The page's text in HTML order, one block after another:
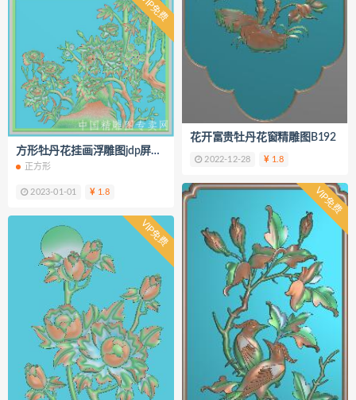
VIP免费
方形牡丹花挂画浮雕图jdp屏风B197
正方形
2023-01-01 1.8
VIP免费
花开富贵牡丹花窗精雕图B192
2022-12-28 1.8
VIP免费